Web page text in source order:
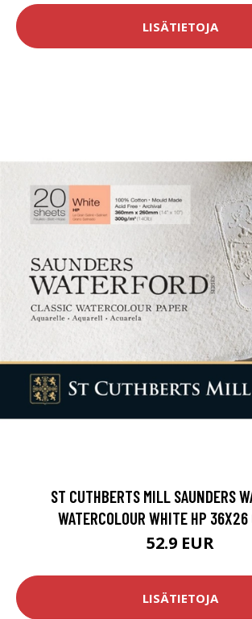
LISÄTIETOJA
ST CUTHBERTS MILL SAUNDERS
WATERCOLOUR WHITE HP
52.9 EUR
LISÄTIETOJA